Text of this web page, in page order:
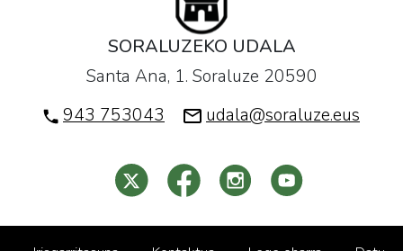
SORALUZEKO UDALA
Santa Ana, 1. Soraluze 20590
943 753043
udala@soraluze.eus